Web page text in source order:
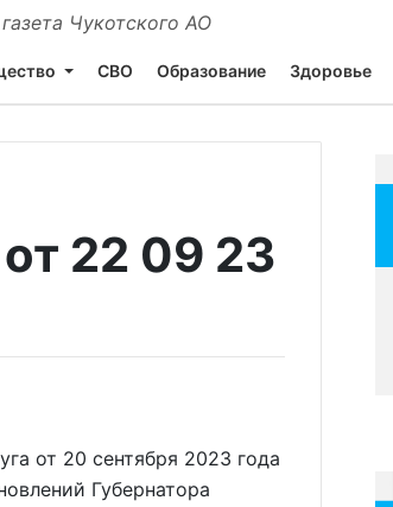
Чукотского АО
СВО Образование Здоровье
22 09 23
от 20 сентября 2023 года
Губернатора